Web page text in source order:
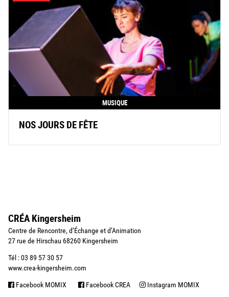
MUSIQUE
NOS JOURS DE FÊTE
CRÉA Kingersheim
Centre de Rencontre, d’Échange et d’Animation
27 rue de Hirschau 68260 Kingersheim
Tél : 03 89 57 30 57
www.crea-kingersheim.com
Facebook MOMIX Facebook CREA Instagram MOMIX